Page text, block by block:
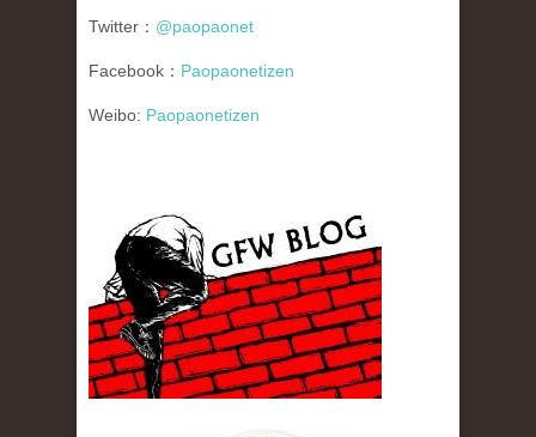
Twitter： @paopaonet
Facebook： Paopaonetizen
Weibo: Paopaonetizen
gfw_blog_small.jpg